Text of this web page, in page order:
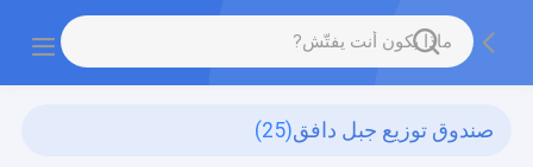
صندوق توزيع جبل دافق(25)